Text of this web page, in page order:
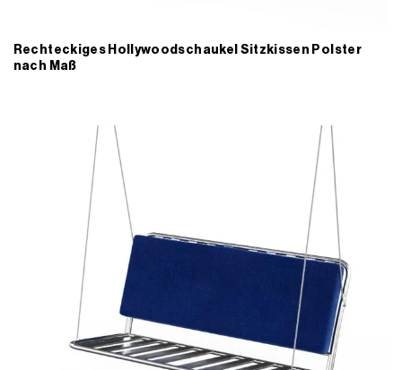
Rechteckiges Hollywoodschaukel Sitzkissen Polster
nach Maß